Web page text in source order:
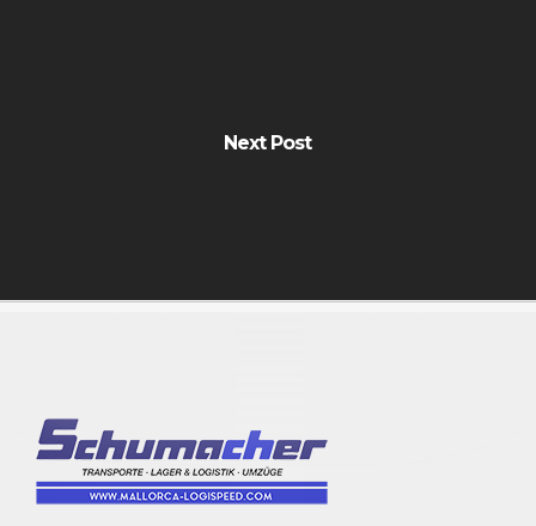
Next Post